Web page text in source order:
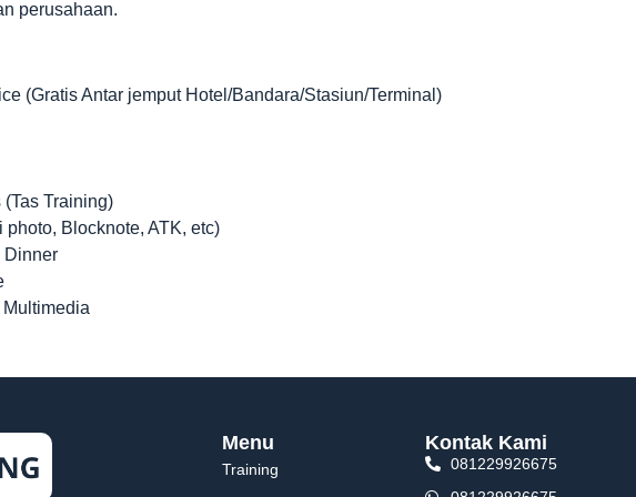
perusahaan.
(Gratis Antar jemput Hotel/Bandara/Stasiun/Terminal)
Training)
Blocknote, ATK, etc)
Dinner
Menu
Training
Kontak Kami
081229926675